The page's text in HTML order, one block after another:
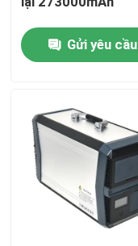
Liên hệ chúng tôi
Trạm phát điện
Máy phát điện
Gửi yêu cầu